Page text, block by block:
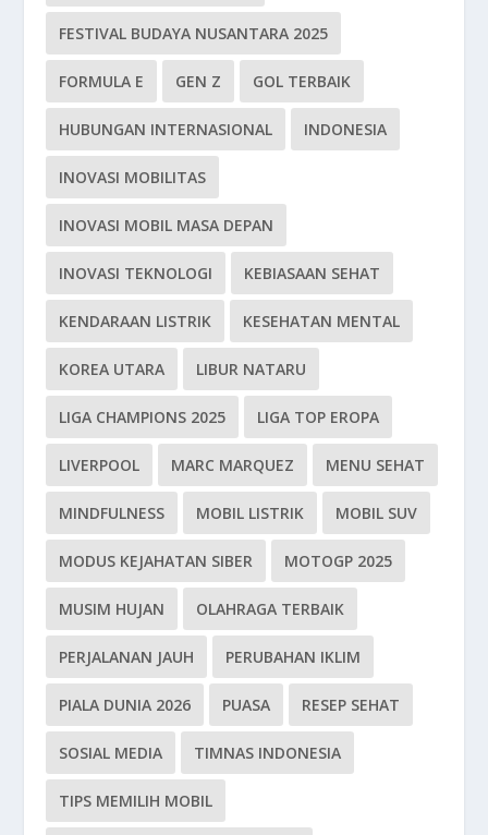
FESTIVAL BUDAYA NUSANTARA 2025
FORMULA E GEN Z GOL TERBAIK
HUBUNGAN INTERNASIONAL INDONESIA
INOVASI MOBILITAS
INOVASI MOBIL MASA DEPAN
INOVASI TEKNOLOGI KEBIASAAN SEHAT
KENDARAAN LISTRIK KESEHATAN MENTAL
KOREA UTARA LIBUR NATARU
LIGA CHAMPIONS 2025 LIGA TOP EROPA
LIVERPOOL MARC MARQUEZ MENU SEHAT
MINDFULNESS MOBIL LISTRIK MOBIL SUV
MODUS KEJAHATAN SIBER MOTOGP 2025
MUSIM HUJAN OLAHRAGA TERBAIK
PERJALANAN JAUH PERUBAHAN IKLIM
PIALA DUNIA 2026 PUASA RESEP SEHAT
SOSIAL MEDIA TIMNAS INDONESIA
TIPS MEMILIH MOBIL